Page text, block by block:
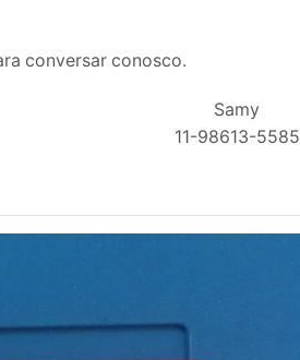
conversar conosco.
Samy
11-98613-5585